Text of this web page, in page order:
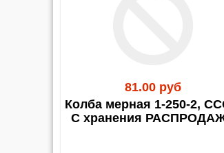
81.00 руб
Колба мерная 1-250-2,
С хранения